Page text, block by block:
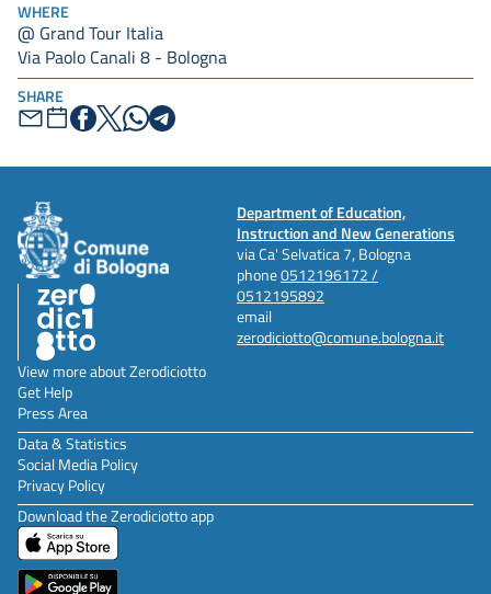
WHERE
@ Grand Tour Italia
Via Paolo Canali 8 - Bologna
SHARE
Department of Education,
Instruction and New Generations
via Ca' Selvatica 7, Bologna
phone0512196172 /
0512195892
email
zerodiciotto@comune.bologna.it
View more about Zerodiciotto
Get Help
Press Area
Data & Statistics
Social Media Policy
Privacy Policy
Download the Zerodiciotto app